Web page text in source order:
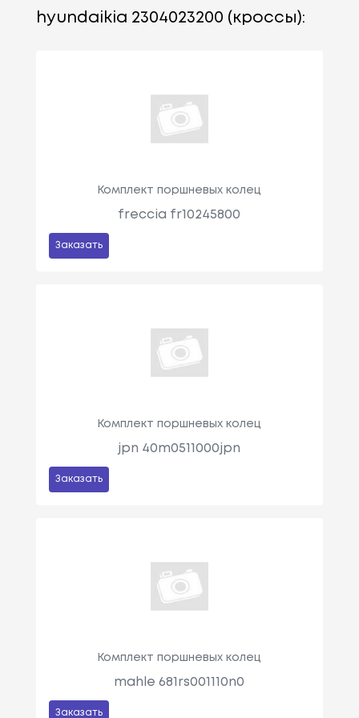
hyundaikia 2304023200 (кроссы):
Комплект поршневых колец
freccia fr10245800
Заказать
Комплект поршневых колец
jpn 40m0511000jpn
Заказать
Комплект поршневых колец
mahle 681rs001110n0
Заказать